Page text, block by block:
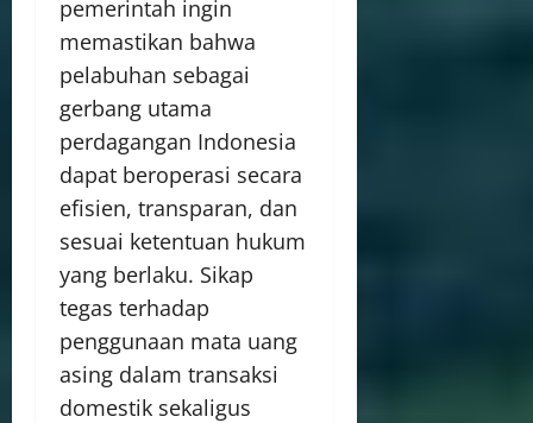
pemerintah ingin
memastikan bahwa
pelabuhan sebagai
gerbang utama
perdagangan Indonesia
dapat beroperasi secara
efisien, transparan, dan
sesuai ketentuan hukum
yang berlaku. Sikap
tegas terhadap
penggunaan mata uang
asing dalam transaksi
domestik sekaligus